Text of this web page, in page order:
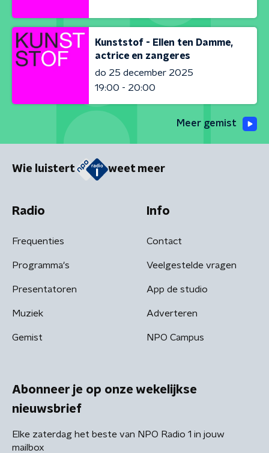
Kunststof - Ellen ten Damme,
actrice en zangeres
do 25 december 2025
19:00 - 20:00
Meer gemist
Wie luistert weet meer
Radio
Frequenties
Programma's
Presentatoren
Muziek
Gemist
Info
Contact
Veelgestelde vragen
App de studio
Adverteren
NPO Campus
Abonneer je op onze wekelijkse
nieuwsbrief
Elke zaterdag het beste van NPO Radio 1 in jouw
mailbox